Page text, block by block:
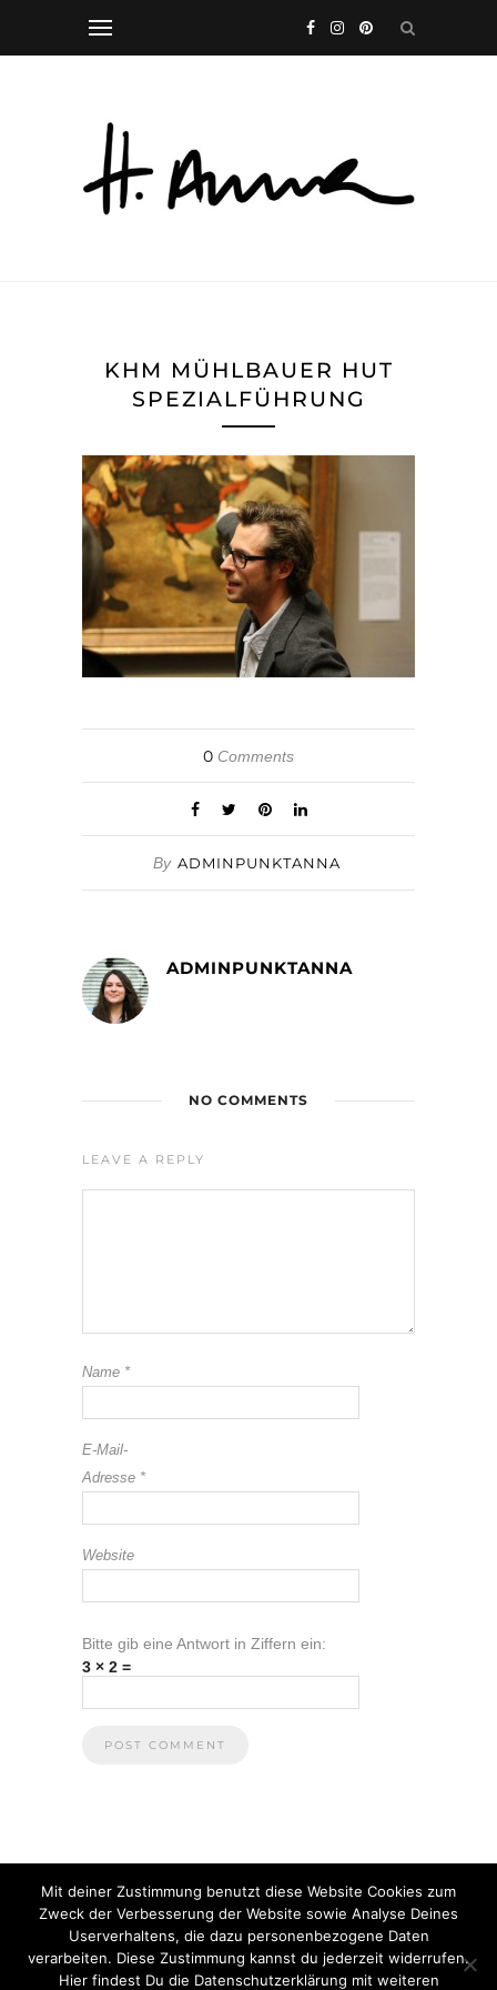
KHM MÜHLBAUER HUT
SPEZIALFÜHRUNG
0 Comments
By ADMINPUNKTANNA
ADMINPUNKTANNA
NO COMMENTS
LEAVE A REPLY
Name *
E-Mail-
Adresse *
Website
Bitte gib eine Antwort in Ziffern ein:
3 × 2 =
Mit deiner Zustimmung benutzt diese Website Cookies zum
Zweck der Verbesserung der Website sowie Analyse Deines
Userverhaltens, die dazu personenbezogene Daten
verarbeiten. Diese Zustimmung kannst du jederzeit widerrufen.
Hier findest Du die Datenschutzerklärung mit weiteren